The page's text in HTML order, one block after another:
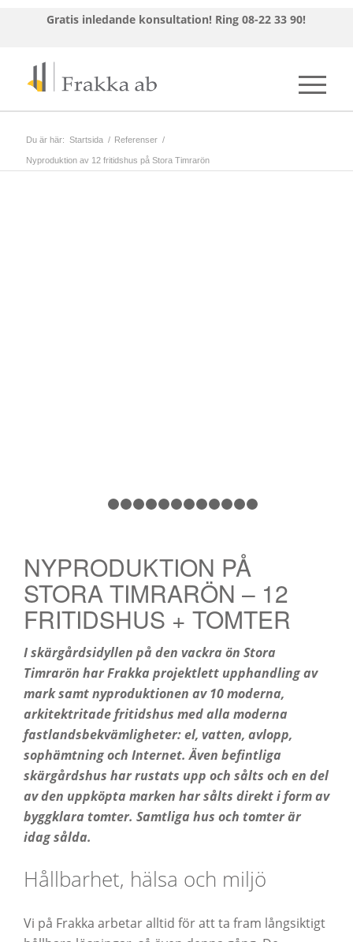
Gratis inledande konsultation! Ring 08-22 33 90!
Du är här: Startsida / Referenser /
Nyproduktion av 12 fritidshus på Stora Timrarön
1 2 3 4 5 6 7
NYPRODUKTION PÅ
STORA TIMRARÖN – 12
FRITIDSHUS + TOMTER
I skärgårdsidyllen på den vackra ön Stora
Timrarön har Frakka projektlett upphandling av
mark samt nyproduktionen av 10 moderna,
arkitektritade fritidshus med alla moderna
fastlandsbekvämligheter: el, vatten, avlopp,
sophämtning och Internet. Även befintliga
skärgårdshus har rustats upp och sålts och en del
av den uppköpta marken har sålts direkt i form av
byggklara tomter. Samtliga hus och tomter är
idag sålda.
Hållbarhet, hälsa och miljö
Vi på Frakka arbetar alltid för att ta fram långsiktigt